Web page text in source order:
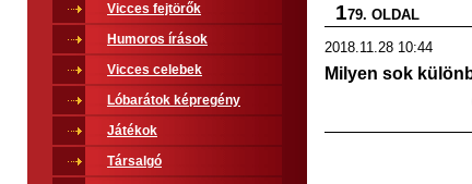
179. OLDAL
2018.11.28 10:44
Milyen sok
Vicces fejtörők
Humoros írások
Vicces celebek
Lóbarátok képregény
Játékok
Társalgó